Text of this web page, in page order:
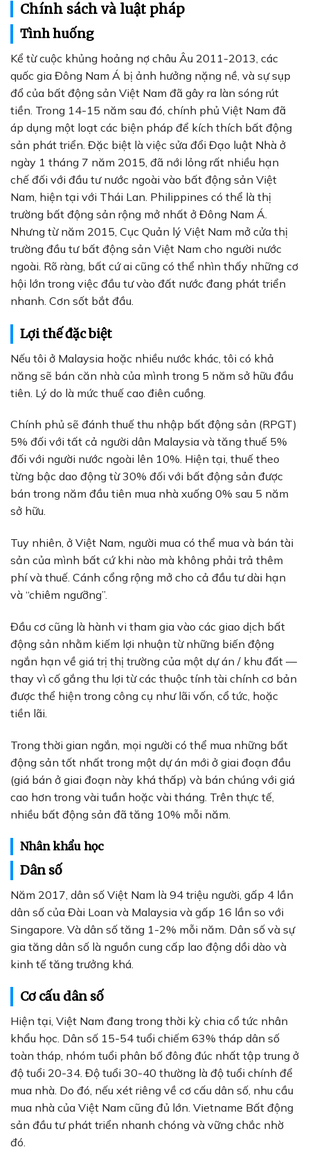
Chính sách và luật pháp
Tình huống
Kể từ cuộc khủng hoảng nợ châu Âu 2011-2013, các
quốc gia Đông Nam Á bị ảnh hưởng nặng nề, và sự sụp
đổ của bất động sản Việt Nam đã gây ra làn sóng rút
tiền. Trong 14-15 năm sau đó, chính phủ Việt Nam đã
áp dụng một loạt các biện pháp để kích thích bất động
sản phát triển. Đặc biệt là việc sửa đổi Đạo luật Nhà ở
ngày 1 tháng 7 năm 2015, đã nới lỏng rất nhiều hạn
chế đối với đầu tư nước ngoài vào bất động sản Việt
Nam, hiện tại với Thái Lan. Philippines có thể là thị
trường bất động sản rộng mở nhất ở Đông Nam Á.
Nhưng từ năm 2015, Cục Quản lý Việt Nam mở cửa thị
trường đầu tư bất động sản Việt Nam cho người nước
ngoài. Rõ ràng, bất cứ ai cũng có thể nhìn thấy những cơ
hội lớn trong việc đầu tư vào đất nước đang phát triển
nhanh. Cơn sốt bắt đầu.
Lợi thế đặc biệt
Nếu tôi ở Malaysia hoặc nhiều nước khác, tôi có khả
năng sẽ bán căn nhà của mình trong 5 năm sở hữu đầu
tiên. Lý do là mức thuế cao điên cuồng.
Chính phủ sẽ đánh thuế thu nhập bất động sản (RPGT)
5% đối với tất cả người dân Malaysia và tăng thuế 5%
đối với người nước ngoài lên 10%. Hiện tại, thuế theo
từng bậc dao động từ 30% đối với bất động sản được
bán trong năm đầu tiên mua nhà xuống 0% sau 5 năm
sở hữu.
Tuy nhiên, ở Việt Nam, người mua có thể mua và bán tài
sản của mình bất cứ khi nào mà không phải trả thêm
phí và thuế. Cánh cổng rộng mở cho cả đầu tư dài hạn
và “chiêm ngưỡng”.
Đầu cơ cũng là hành vi tham gia vào các giao dịch bất
động sản nhằm kiếm lợi nhuận từ những biến động
ngắn hạn về giá trị thị trường của một dự án / khu đất —
thay vì cố gắng thu lợi từ các thuộc tính tài chính cơ bản
được thể hiện trong công cụ như lãi vốn, cổ tức, hoặc
tiền lãi.
Trong thời gian ngắn, mọi người có thể mua những bất
động sản tốt nhất trong một dự án mới ở giai đoạn đầu
(giá bán ở giai đoạn này khá thấp) và bán chúng với giá
cao hơn trong vài tuần hoặc vài tháng. Trên thực tế,
nhiều bất động sản đã tăng 10% mỗi năm.
Nhân khẩu học
Dân số
Năm 2017, dân số Việt Nam là 94 triệu người, gấp 4 lần
dân số của Đài Loan và Malaysia và gấp 16 lần so với
Singapore. Và dân số tăng 1-2% mỗi năm. Dân số và sự
gia tăng dân số là nguồn cung cấp lao động dồi dào và
kinh tế tăng trưởng khá.
Cơ cấu dân số
Hiện tại, Việt Nam đang trong thời kỳ chia cổ tức nhân
khẩu học. Dân số 15-54 tuổi chiếm 63% tháp dân số
toàn tháp, nhóm tuổi phân bố đông đúc nhất tập trung ở
độ tuổi 20-34. Độ tuổi 30-40 thường là độ tuổi chính để
mua nhà. Do đó, nếu xét riêng về cơ cấu dân số, nhu cầu
mua nhà của Việt Nam cũng đủ lớn. Vietname Bất động
sản đầu tư phát triển nhanh chóng và vững chắc nhờ
đó.